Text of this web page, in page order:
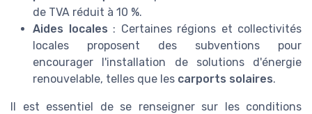
de TVA réduit à 10 %.
Aides locales : Certaines régions et collectivités
locales proposent des subventions pour
encourager l'installation de solutions d'énergie
renouvelable, telles que les carports solaires.
Il est essentiel de se renseigner sur les conditions